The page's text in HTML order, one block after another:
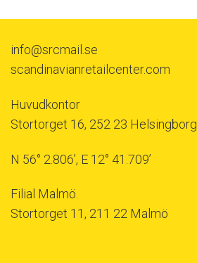
info@srcmail.se
scandinavianretailcenter.com
Huvudkontor
Stortorget 16, 252 23 Helsingborg
N 56° 2.806’, E 12° 41.709’
Filial Malmö.
Stortorget 11, 211 22 Malmö